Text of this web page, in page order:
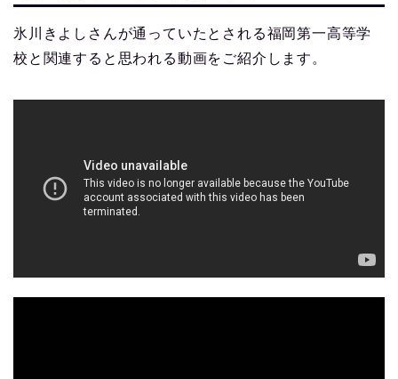
氷川きよしさんが通っていたとされる福岡第一高等学
校と関連すると思われる動画をご紹介します。